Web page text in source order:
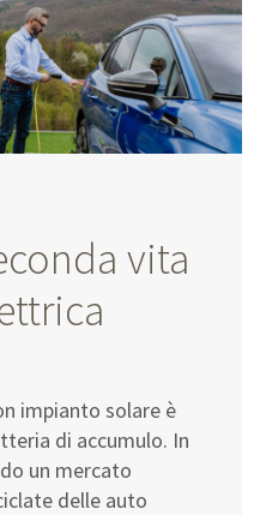
vita
impianto solare è
di accumulo. In
un mercato
delle auto